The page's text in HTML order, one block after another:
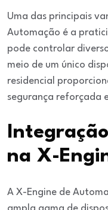
Uma das principais
Automação é a
pode controlar
meio de um único
residencial
segurança reforçada
na X-
A X-Engine de